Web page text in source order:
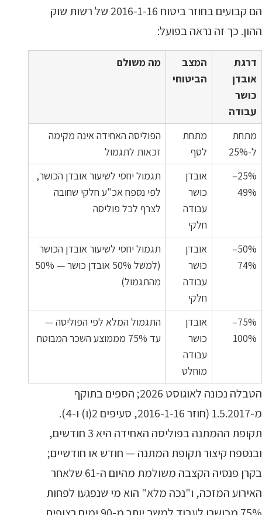
הם קבועים בחוזר ביטוח 2016-1-16 של רשות שוק
ההון. כך זה נראה בפועל:
דרגת
אובדן
כושר
עבודה
המצב
הביטוחי
מה משולם
מתחת
ל-25%
מתחת
לסף
הפוליסה האחידה אינה מקימה
זכאות לתגמול
25%–
49%
אובדן
כושר
עבודה
חלקי
תגמול יחסי לשיעור אובדן הכושר,
לפי נספח אכ"ע חלקי שחובה
לצרף לכל פוליסה
50%–
74%
אובדן
כושר
עבודה
חלקי
תגמול יחסי לשיעור אובדן הכושר
(למשל 50% אובדן כושר — 50%
מהתגמול)
75%–
100%
אובדן
כושר
עבודה
מוחלט
התגמול המלא לפי הפוליסה —
עד 75% מממוצע השכר המבוטח
הטבלה נכונה לאוגוסט 2026; הספים בתוקף
מ-1.5.2017 (חוזר 2016-1-16, סעיפים 2(ו) ו-4).
תקופת ההמתנה בפוליסה האחידה היא 3 חודשים,
ובנספח קיצור תקופת המתנה — חודש או חודשיים;
בקרן פנסיה הקצבה משולמת מהיום ה-61 שלאחר
האירוע המזכה, ו"נכה מלא" הוא מי שנפגעו לפחות